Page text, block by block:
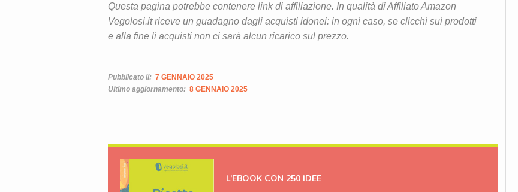
Questa pagina potrebbe contenere link di affiliazione. In qualità di Affiliato Amazon
Vegolosi.it riceve un guadagno dagli acquisti idonei: in ogni caso, se clicchi sui prodotti
e alla fine li acquisti non ci sarà alcun ricarico sul prezzo.
Pubblicato il: 7 GENNAIO 2025
Ultimo aggiornamento: 8 GENNAIO 2025
L’EBOOK CON 250 IDEE